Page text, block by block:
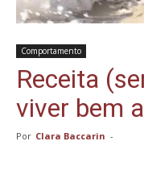
Comportamento
Receita
viver bem
Por Clara Baccarin -